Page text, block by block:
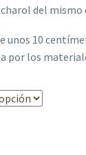
del mismo
unos 10
por los